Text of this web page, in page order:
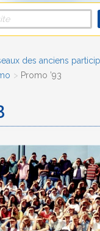
des anciens
Promo ’93